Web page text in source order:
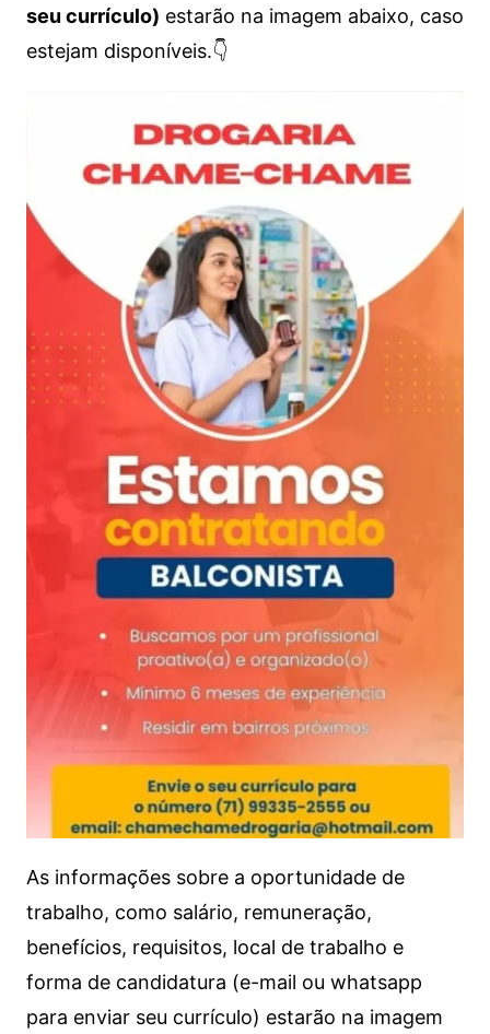
seu currículo) estarão na imagem abaixo, caso
estejam disponíveis.👇
As informações sobre a oportunidade de
trabalho, como salário, remuneração,
benefícios, requisitos, local de trabalho e
forma de candidatura (e-mail ou whatsapp
para enviar seu currículo) estarão na imagem